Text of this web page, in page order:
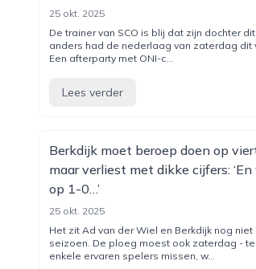
25 okt. 2025
De trainer van SCO is blij dat zijn dochter
anders had de nederlaag van zaterdag dit
Een afterparty met ONI-c...
Lees verder
Berkdijk moet beroep doen op
maar verliest met dikke cijfers:
op 1-0…’
25 okt. 2025
Het zit Ad van der Wiel en Berkdijk nog
seizoen. De ploeg moest ook zaterdag -
enkele ervaren spelers missen, w...